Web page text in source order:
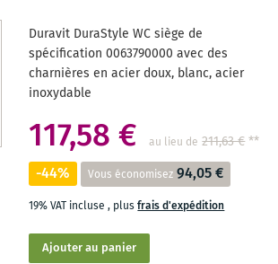
page
Duravit DuraStyle WC siège de
spécification 0063790000 avec des
charnières en acier doux, blanc, acier
inoxydable
117,58 € au lieu de 211,63 €**
-44% Vous économisez 94,05 €
19% VAT incluse, plusfrais d'expédition
Ajouter au panier